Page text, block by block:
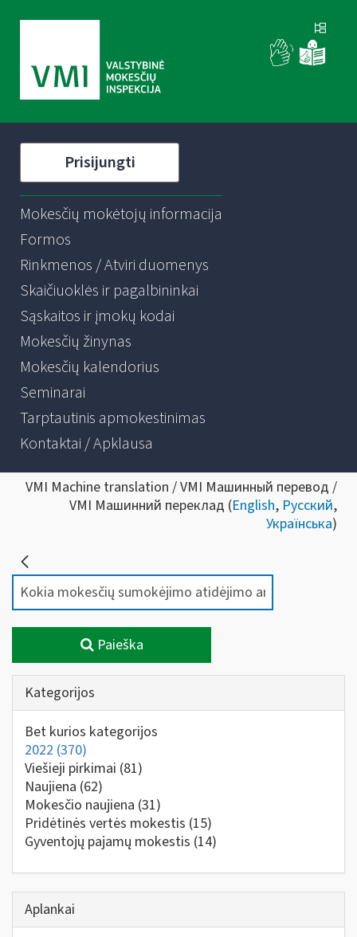
Prisijungti
Mokesčių mokėtojų informacija
Formos
Rinkmenos / Atviri duomenys
Skaičiuoklės ir pagalbininkai
Sąskaitos ir įmokų kodai
Mokesčių žinynas
Mokesčių kalendorius
Seminarai
Tarptautinis apmokestinimas
Kontaktai / Apklausa
VMI Machine translation / VMI Машинный перевод /
VMI Машинний переклад (English, Русский,
Українська)
Paieška
Kategorijos
Bet kurios kategorijos
2022 (370)
Viešieji pirkimai (81)
Naujiena (62)
Mokesčio naujiena (31)
Pridėtinės vertės mokestis (15)
Gyventojų pajamų mokestis (14)
Aplankai